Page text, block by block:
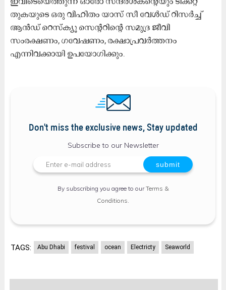
തുകയുടെ ഒരു വിഹിതം യാസ് സീ വേള്‍ഡ് റിസര്‍ച്ച്
ആൻഡ്​ റെസ്‌ക്യൂ സെന്ററിന്റെ സമുദ്ര ജീവി
സംരക്ഷണം, ഗവേഷണം, രക്ഷാപ്രവര്‍ത്തനം
എന്നിവക്കായി ഉപയോഗിക്കും.
Don't miss the exclusive news, Stay updated
Subscribe to our Newsletter
By subscribing you agree to ourTerms &
Conditions
TAGS: Abu Dhabi festival ocean Electricty Seaworld